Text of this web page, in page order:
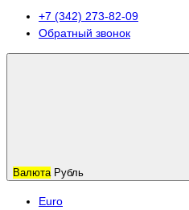
+7 (342) 273-82-09
Обратный звонок
Валюта Рубль
Euro